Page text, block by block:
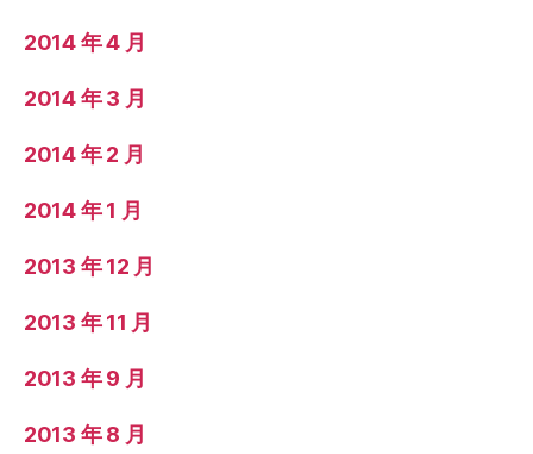
2014 年 4 月
2014 年 3 月
2014 年 2 月
2014 年 1 月
2013 年 12 月
2013 年 11 月
2013 年 9 月
2013 年 8 月